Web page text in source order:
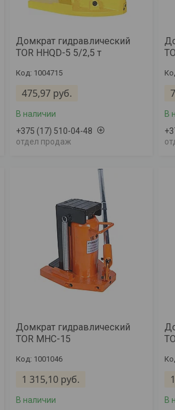
Домкрат гидравлический
TOR HHQD-5 5/2,5 т
1004715
475,97 руб.
В наличии
+375 (17) 510-04-48
отдел продаж
В
Домкрат гидравлический
TOR MHC-15
1001046
1 315,10 руб.
В наличии
В